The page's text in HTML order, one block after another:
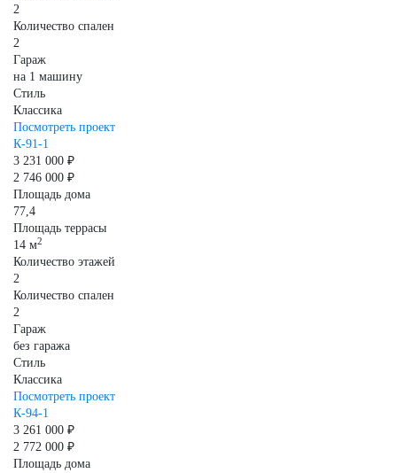
2
Количество спален
2
Гараж
на 1 машину
Стиль
Классика
Посмотреть проект
К-91-1
3 231 000 ₽
2 746 000 ₽
Площадь дома
77,4
Площадь террасы
14 м2
Количество этажей
2
Количество спален
2
Гараж
без гаража
Стиль
Классика
Посмотреть проект
К-94-1
3 261 000 ₽
2 772 000 ₽
Площадь дома